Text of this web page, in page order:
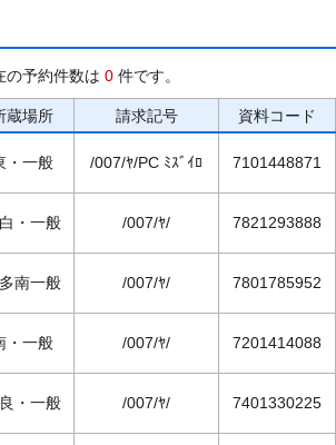
の予約件数は 0 件です。
蔵場所 請求記号 資料コード
・一般 /007/ﾔ/PC ﾐｽﾞｲﾛ 7101448871
・一般 /007/ﾔ/ 7821293888
南一般 /007/ﾔ/ 7801785952
・一般 /007/ﾔ/ 7201414088
・一般 /007/ﾔ/ 7401330225